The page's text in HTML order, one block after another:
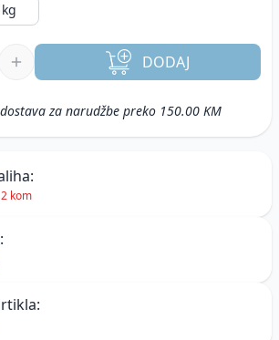
DODAJ
za narudžbe preko 150.00 KM
kom